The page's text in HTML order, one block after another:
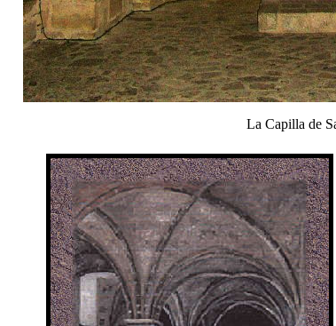
La Capilla de